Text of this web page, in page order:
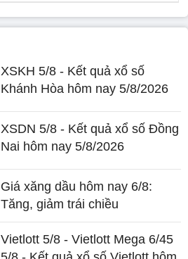
XSKH 5/8 - Kết quả xổ số
Khánh Hòa hôm nay 5/8/2026
XSDN 5/8 - Kết quả xổ số Đồng
Nai hôm nay 5/8/2026
Giá xăng dầu hôm nay 6/8:
Tăng, giảm trái chiều
Vietlott 5/8 - Vietlott Mega 6/45